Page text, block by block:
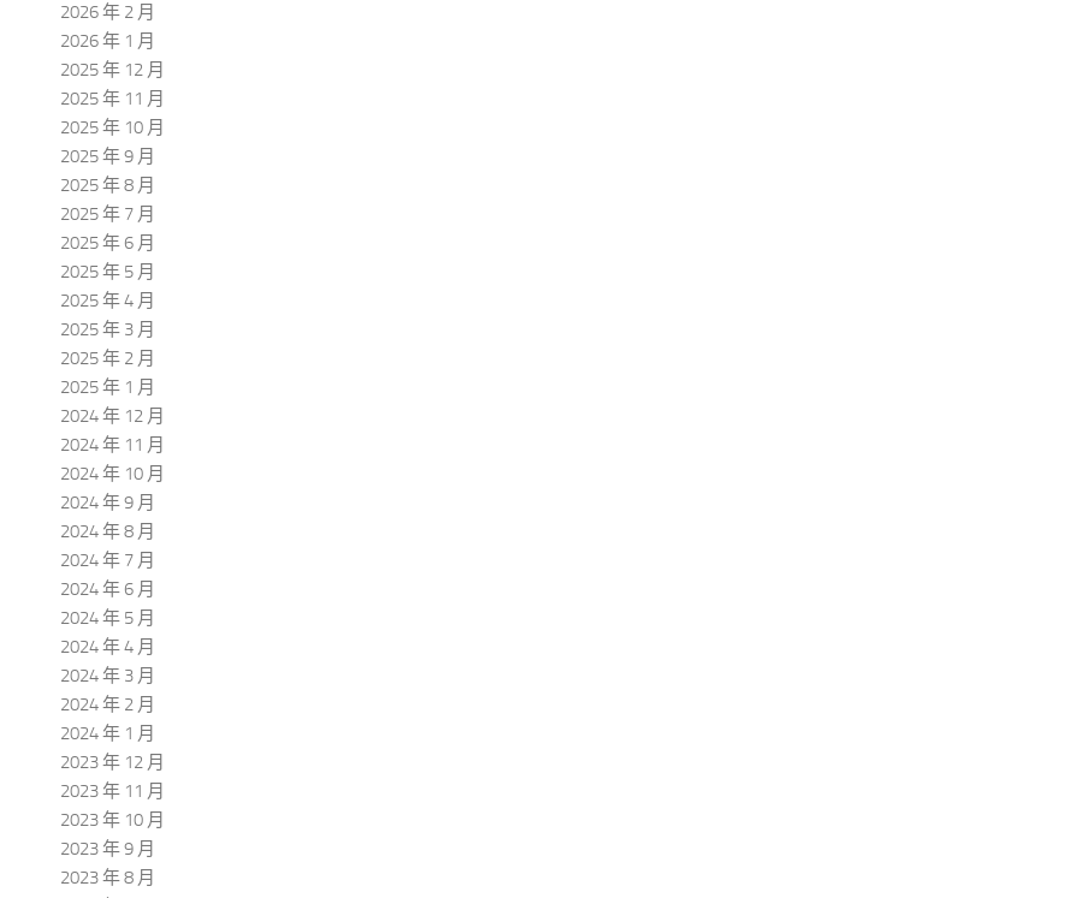
2026 年 2 月
2026 年 1 月
2025 年 12 月
2025 年 11 月
2025 年 10 月
2025 年 9 月
2025 年 8 月
2025 年 7 月
2025 年 6 月
2025 年 5 月
2025 年 4 月
2025 年 3 月
2025 年 2 月
2025 年 1 月
2024 年 12 月
2024 年 11 月
2024 年 10 月
2024 年 9 月
2024 年 8 月
2024 年 7 月
2024 年 6 月
2024 年 5 月
2024 年 4 月
2024 年 3 月
2024 年 2 月
2024 年 1 月
2023 年 12 月
2023 年 11 月
2023 年 10 月
2023 年 9 月
2023 年 8 月